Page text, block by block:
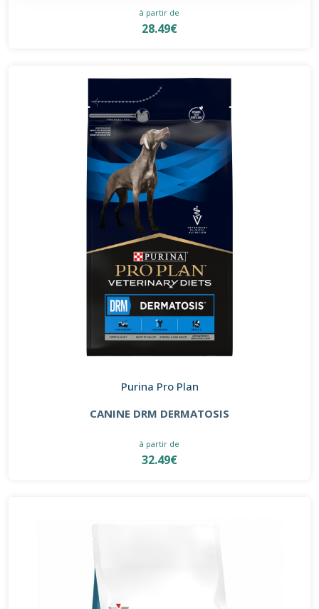
à partir de
28.49€
Purina Pro Plan
CANINE DRM DERMATOSIS
à partir de
32.49€